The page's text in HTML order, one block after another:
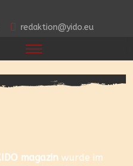
redaktion@yido.eu
magazin wurde im